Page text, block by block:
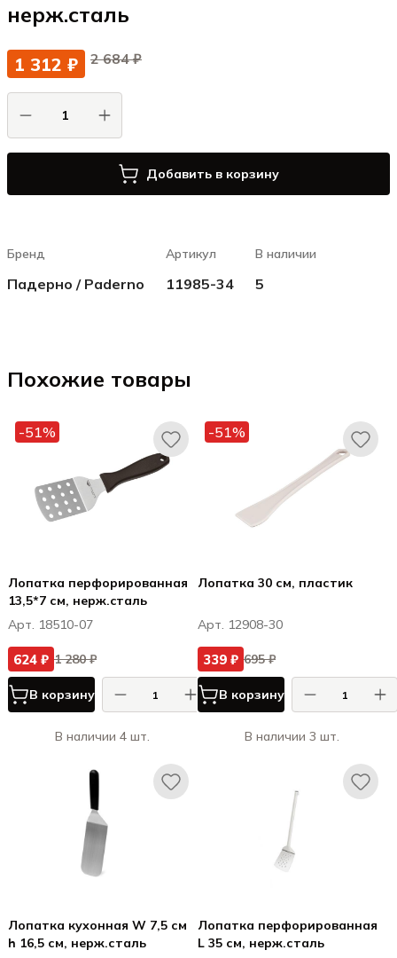
нерж.cталь
1 312 ₽ 2 684 ₽
Добавить в корзину
Бренд
Падерно / Paderno
Артикул
11985-34
В наличии
5
Похожие товары
-51%
Лопатка перфорированная
13,5*7 см, нерж.cталь
Арт. 18510-07
624 ₽ 1 280 ₽
В корзину
В наличии 4 шт.
-51%
Лопатка 30 см, пластик
Арт. 12908-30
339 ₽ 695 ₽
В корзину
В наличии 3 шт.
Лопатка кухонная W 7,5 см
h 16,5 см, нерж.сталь
Лопатка перфорированная
L 35 см, нерж.сталь